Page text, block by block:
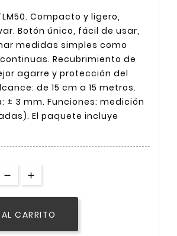
Compacto y ligero,
Botón único, fácil de usar,
medidas simples como
Recubrimiento de
agarre y protección del
de 15 cm a 15 metros.
± 3 mm. Funciones: medición
El paquete incluye
CARRITO